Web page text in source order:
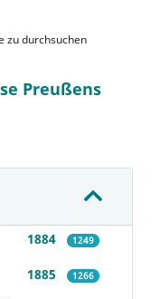
zu durchsuchen
Preußens
1884 1249
1885 1266